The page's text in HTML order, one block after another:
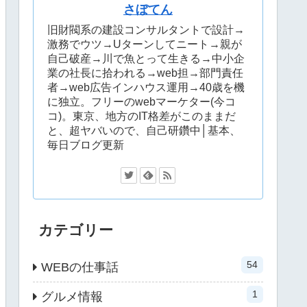
さぼてん
旧財閥系の建設コンサルタントで設計→
激務でウツ→Uターンしてニート→親が
自己破産→川で魚とって生きる→中小企
業の社長に拾われる→web担→部門責任
者→web広告インハウス運用→40歳を機
に独立。フリーのwebマーケター(今コ
コ)。東京、地方のIT格差がこのままだ
と、超ヤバいので、自己研鑽中│基本、
毎日ブログ更新
カテゴリー
WEBの仕事話 54
グルメ情報 1